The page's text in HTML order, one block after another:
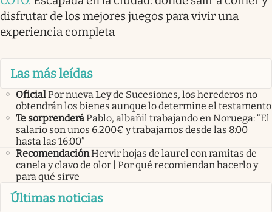
disfrutar de los mejores juegos para vivir una
experiencia completa
Las más leídas
OficialPor nueva Ley de Sucesiones, los herederos no
obtendrán los bienes aunque lo determine el testamento
Te sorprenderáPablo, albañil trabajando en Noruega: “El
salario son unos 6.200€ y trabajamos desde las 8:00
hasta las 16:00”
RecomendaciónHervir hojas de laurel con ramitas de
canela y clavo de olor | Por qué recomiendan hacerlo y
para qué sirve
Últimas noticias